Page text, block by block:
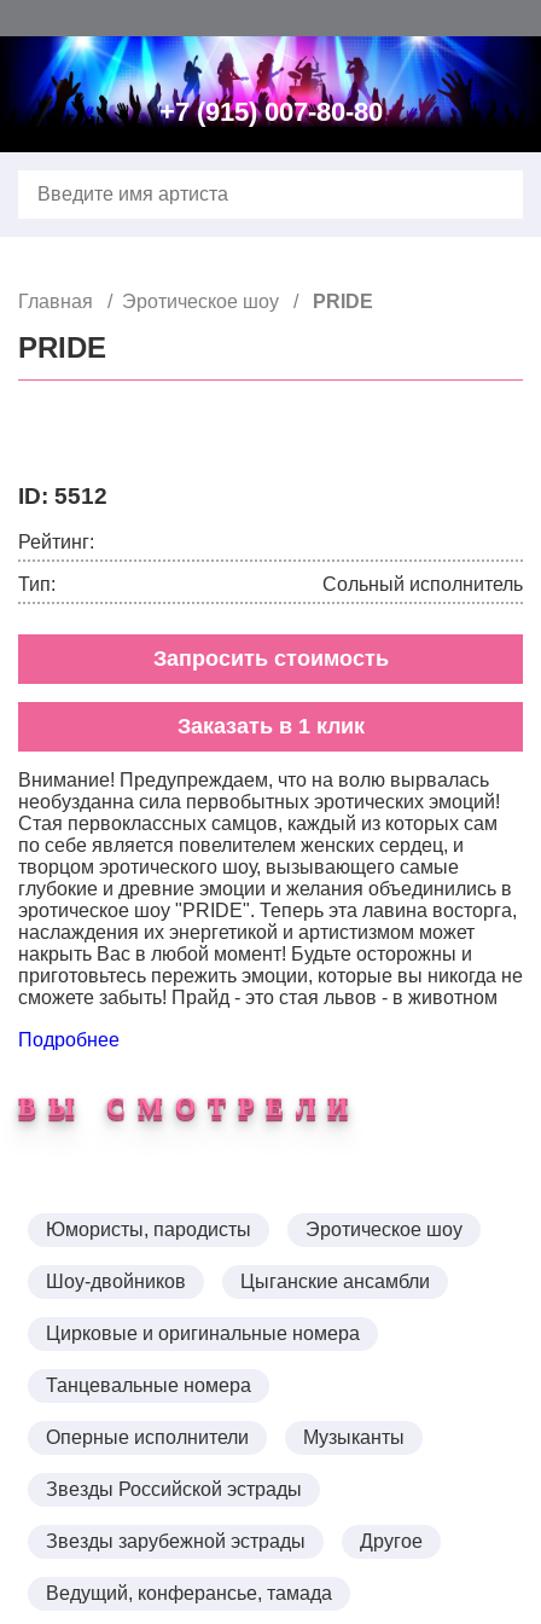
+7 (915) 007-80-80
Главная Эротическое шоу PRIDE
PRIDE
ID: 5512
Рейтинг:
Тип: Сольный исполнитель
Запросить стоимость
Заказать в 1 клик
Внимание! Предупреждаем, что на волю вырвалась
необузданна сила первобытных эротических эмоций!
Стая первоклаcсных самцов, каждый из которых сам
по себе является повелителем женских сердец, и
творцом эротического шоу, вызывающего самые
глубокие и древние эмоции и желания объединились в
эротическое шоу "PRIDE". Теперь эта лавина восторга,
наслаждения их энергетикой и артистизмом может
накрыть Вас в любой момент! Будьте осторожны и
приготовьтесь пережить эмоции, которые вы никогда не
сможете забыть! Прайд - это стая львов - в животном
стая трех Настоящих Мужчин, которые очень хорошо
полностью овладевает Вашим вниманием, и вы
начинаете понимать, что теперь на самом деле знаете,
Подробнее
ВЫ СМОТРЕЛИ
Юмористы, пародисты Эротическое шоу
Шоу-двойников Цыганские ансамбли
Цирковые и оригинальные номера
Танцевальные номера
Оперные исполнители Музыканты
Звезды Российской эстрады
Звезды зарубежной эстрады Другое
Ведущий, конферансье, тамада
Главная
Контакты
Расширенный поиск
Звезды зарубежной эстрады
Юмористы, пародисты
Оперные исполнители
Другое